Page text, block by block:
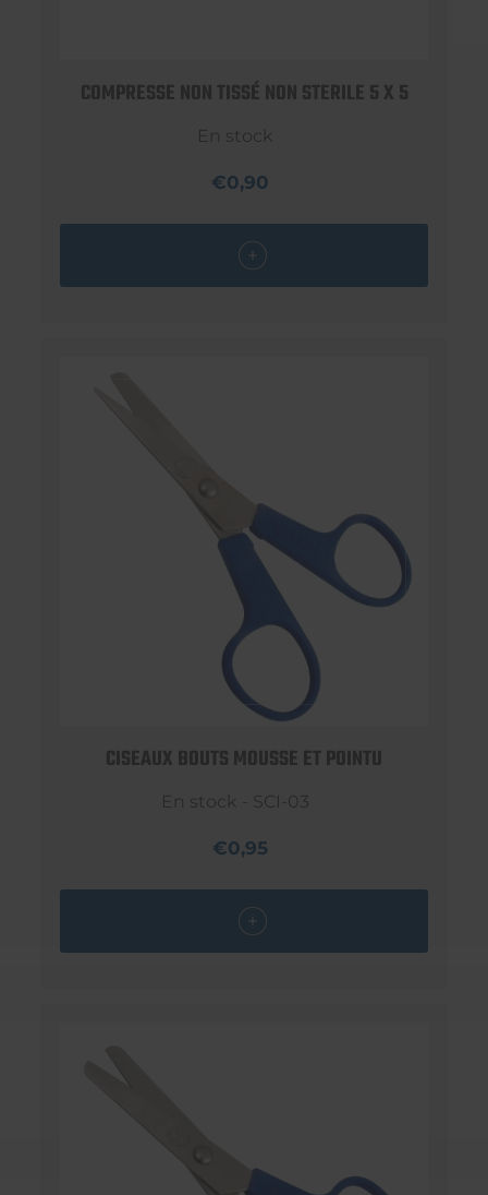
COMPRESSE NON TISSÉ NON STERILE 5 X 5
En stock
€0,90
CISEAUX BOUTS MOUSSE ET POINTU
En stock - SCI-03
€0,95